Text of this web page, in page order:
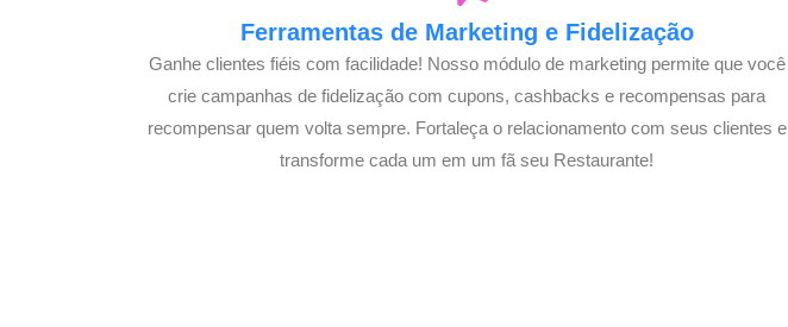
Ferramentas de Marketing e Fidelização
Ganhe clientes fiéis com facilidade! Nosso módulo de marketing permite que você
crie campanhas de fidelização com cupons, cashbacks e recompensas para
recompensar quem volta sempre. Fortaleça o relacionamento com seus clientes e
transforme cada um em um fã seu Restaurante!